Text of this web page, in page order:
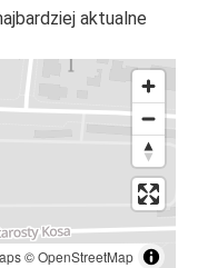
aktualne
©OpenStreetMap